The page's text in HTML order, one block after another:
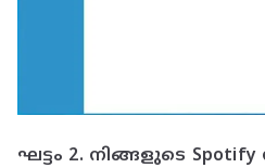
ഘട്ടം 2. നിങ്ങളുടെ